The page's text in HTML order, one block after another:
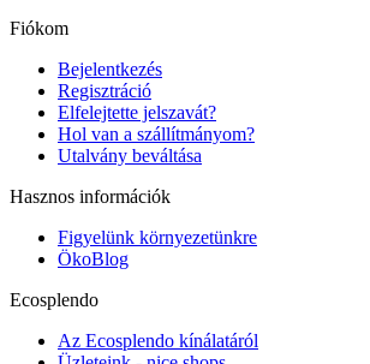
Fiókom
Bejelentkezés
Regisztráció
Elfelejtette jelszavát?
Hol van a szállítmányom?
Utalvány beváltása
Hasznos információk
Figyelünk környezetünkre
ÖkoBlog
Ecosplendo
Az Ecosplendo kínálatáról